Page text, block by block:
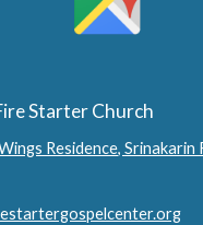
Starter Church
Residence, Srinakarin